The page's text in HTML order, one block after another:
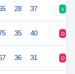
28 37 V
35 40 D
36 31 D